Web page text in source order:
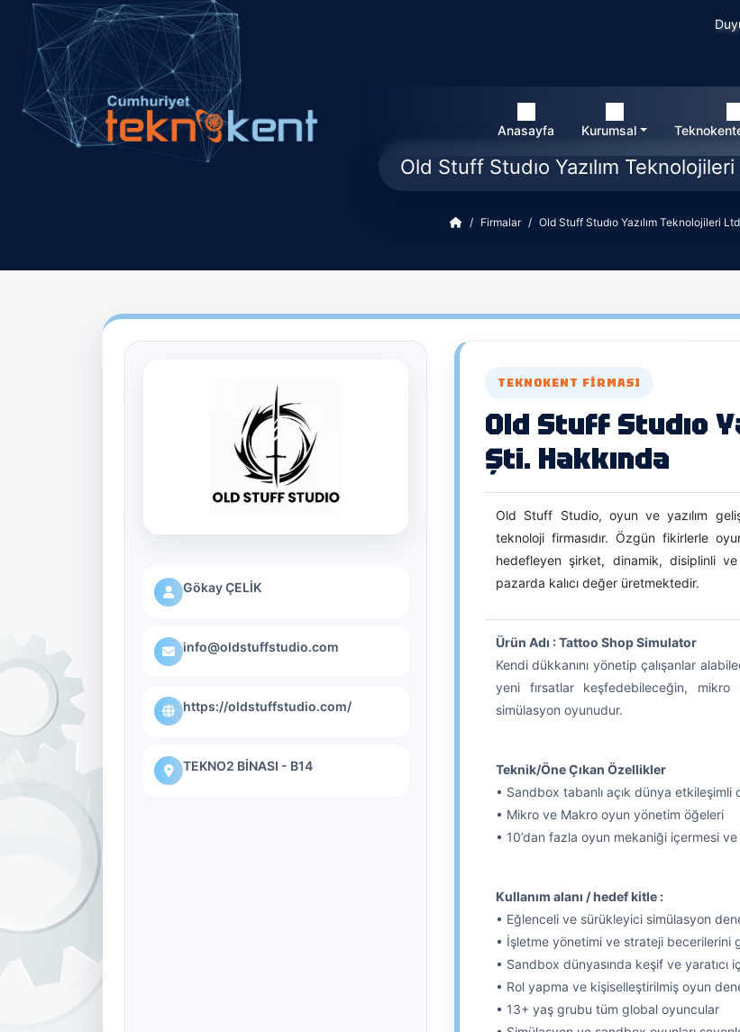
Anasayfa Kurumsal
Old Stuff Studıo Yazılım Teknolojileri
Firmalar Old Stuff Studıo Yazılım Teknolojileri
Gökay ÇELİK
info@oldstuffstudio.com
https://oldstuffstudio.com/
TEKNO2 BİNASI - B14
TEKNOKENT FIRMASI
Old Stuff Studıo
Şti. Hakkında
Old Stuff Studio, oyun ve yazılım
teknoloji firmasıdır. Özgün fikirlerle
hedefleyen şirket, dinamik, disiplinli
pazarda kalıcı değer üretmektedir.
Ürün Adı : Tattoo Shop Simulator
Kendi dükkanını yönetip çalışanlar
yeni fırsatlar keşfedebileceğin,
simülasyon oyunudur.
Teknik/Öne Çıkan Özellikler
• Sandbox tabanlı açık dünya etkileşimli
• Mikro ve Makro oyun yönetim öğeleri
• 10’dan fazla oyun mekaniği içermesi
Kullanım alanı / hedef kitle :
• Eğlenceli ve sürükleyici simülasyon
• İşletme yönetimi ve strateji becerilerini
• Sandbox dünyasında keşif ve yaratıcı
• Rol yapma ve kişiselleştirilmiş oyun
• 13+ yaş grubu tüm global oyuncular